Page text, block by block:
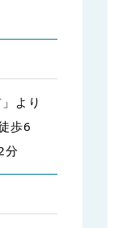
より
歩6
分